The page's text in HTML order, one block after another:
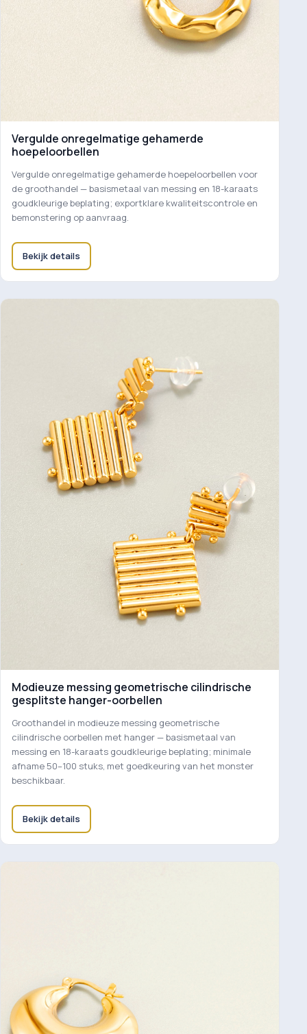
Vergulde onregelmatige gehamerde
hoepeloorbellen
Vergulde onregelmatige gehamerde hoepeloorbellen voor
de groothandel — basismetaal van messing en 18-karaats
goudkleurige beplating; exportklare kwaliteitscontrole en
bemonstering op aanvraag.
Bekijk details
Modieuze messing geometrische cilindrische
gesplitste hanger-oorbellen
Groothandel in modieuze messing geometrische
cilindrische oorbellen met hanger — basismetaal van
messing en 18-karaats goudkleurige beplating; minimale
afname 50–100 stuks, met goedkeuring van het monster
beschikbaar.
Bekijk details